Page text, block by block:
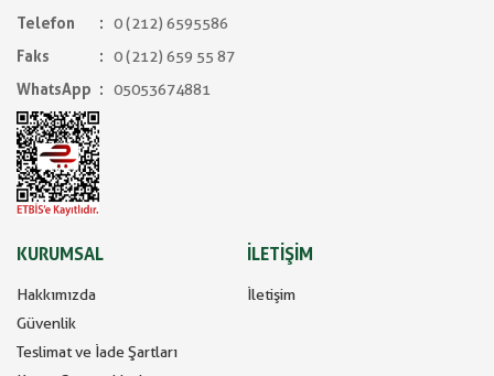
Telefon
0 (212) 6595586
Faks
0 (212) 659 55 87
WhatsApp
05053674881
KURUMSAL
Hakkımızda
Güvenlik
Teslimat ve İade Şartları
İLETİŞİM
İletişim